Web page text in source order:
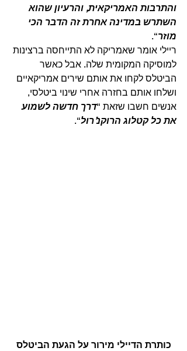
והתרבות האמריקאית, והרעיון שהוא
השתרש במדינה אחרת זה הדבר הכי
מוזר“.
ריילי אומר שאמריקה לא התייחסה ברצינות
למוסיקה המקומית שלה. אבל כאשר
הביטלס לקחו את אותם שירים אמריקאיים
ושלחו אותם בחזרה אחרי שינוי ביטלסי,
אנשים חשבו שזאת “דרך חדשה לשמוע
את כל קטלוג הרוקנ’רול“.
כותרת הדיילי מירור על הגעת הביטלס